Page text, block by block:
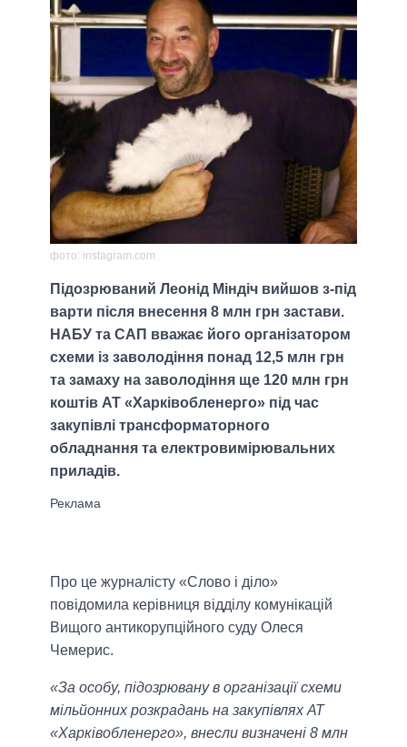
фото: instagram.com
Підозрюваний Леонід Міндіч вийшов з-під
варти після внесення 8 млн грн застави.
НАБУ та САП вважає його організатором
схеми із заволодіння понад 12,5 млн грн
та замаху на заволодіння ще 120 млн грн
коштів АТ «Харківобленерго» під час
закупівлі трансформаторного
обладнання та електровимірювальних
приладів.
Про це журналісту «Слово і діло»
повідомила керівниця відділу комунікацій
Вищого антикорупційного суду Олеся
Чемерис.
«За особу, підозрювану в організації схеми
мільйонних розкрадань на закупівлях АТ
«Харківобленерго», внесли визначені 8 млн